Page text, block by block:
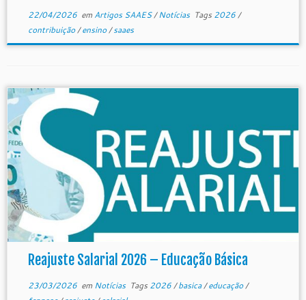
22/04/2026em Artigos SAAES/Notícias Tags 2026/
contribuição/ensino/saaes
Reajuste Salarial 2026 – Educação Básica
23/03/2026em Notícias Tags 2026/basica/educação/